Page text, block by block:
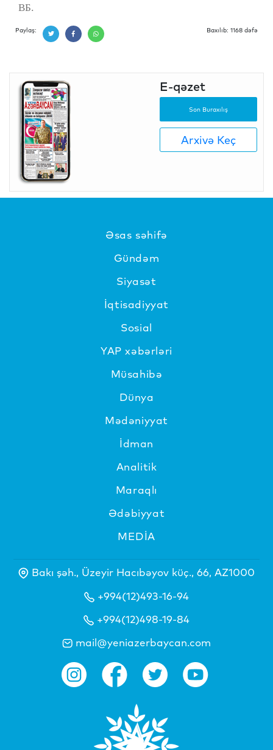
ВБ.
Paylaş: Baxılıb: 1168 dəfə
E-qəzet
Son Buraxılış
Arxivə Keç
Əsas səhifə
Gündəm
Siyasət
İqtisadiyyat
Sosial
YAP xəbərləri
Müsahibə
Dünya
Mədəniyyat
İdman
Analitik
Maraqlı
Ədəbiyyat
MEDİA
Bakı şəh., Üzeyir Hacıbəyov küç., 66, AZ1000
+994(12)493-16-94
+994(12)498-19-84
mail@yeniazerbaycan.com